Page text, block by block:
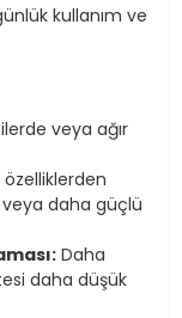
kullanım ve
veya ağır
daha güçlü
Daha
daha düşük